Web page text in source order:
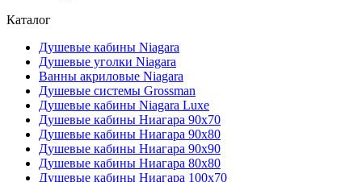
Каталог
Душевые кабины Niagara
Душевые уголки Niagara
Ванны акриловые Niagara
Душевые системы Grossman
Душевые кабины Niagara Luxe
Душевые кабины Ниагара 90x70
Душевые кабины Ниагара 90x80
Душевые кабины Ниагара 90x90
Душевые кабины Ниагара 80x80
Душевые кабины Ниагара 100x70